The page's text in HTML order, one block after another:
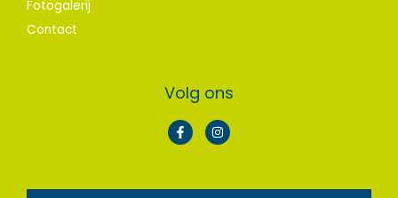
Fotogalerij
Contact
Volg ons
F
a
c
o
I
n
s
g